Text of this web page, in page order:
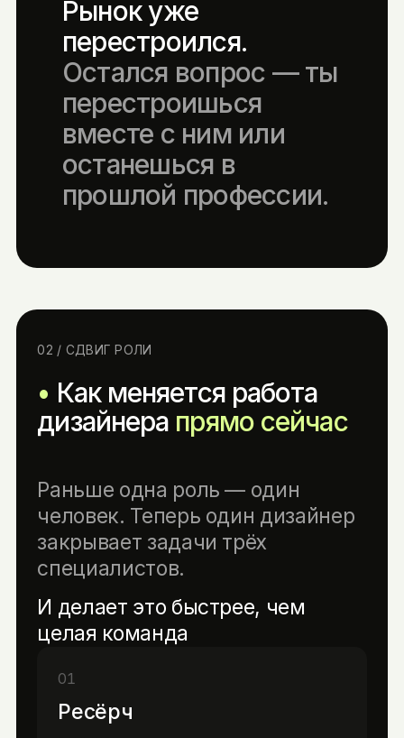
Рынок уже
перестроился.
Остался вопрос — ты
перестроишься
вместе с ним или
останешься в
прошлой профессии.
02 / СДВИГ РОЛИ
Как меняется работа
дизайнера прямо сейчас
Раньше одна роль — один
человек. Теперь один дизайнер
закрывает задачи трёх
специалистов.
И делает это быстрее, чем
целая команда
01
Ресёрч